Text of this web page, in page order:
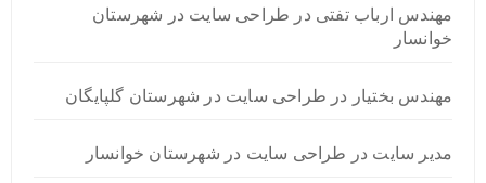
مهندس ارباب تفتی در طراحی سایت در شهرستان
خوانسار
مهندس بختیار در طراحی سایت در شهرستان گلپایگان
مدیر سایت در طراحی سایت در شهرستان خوانسار